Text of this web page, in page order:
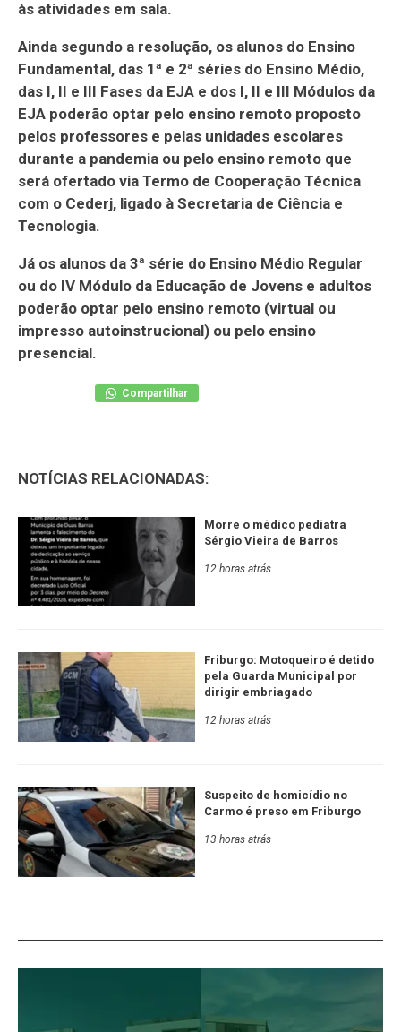
às atividades em sala.
Ainda segundo a resolução, os alunos do Ensino
Fundamental, das 1ª e 2ª séries do Ensino Médio,
das I, II e III Fases da EJA e dos I, II e III Módulos da
EJA poderão optar pelo ensino remoto proposto
pelos professores e pelas unidades escolares
durante a pandemia ou pelo ensino remoto que
será ofertado via Termo de Cooperação Técnica
com o Cederj, ligado à Secretaria de Ciência e
Tecnologia.
Já os alunos da 3ª série do Ensino Médio Regular
ou do IV Módulo da Educação de Jovens e adultos
poderão optar pelo ensino remoto (virtual ou
impresso autoinstrucional) ou pelo ensino
presencial.
Compartilhar
NOTÍCIAS RELACIONADAS:
Morre o médico pediatra
Sérgio Vieira de Barros
12 horas atrás
Friburgo: Motoqueiro é detido
pela Guarda Municipal por
dirigir embriagado
12 horas atrás
Suspeito de homicídio no
Carmo é preso em Friburgo
13 horas atrás